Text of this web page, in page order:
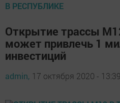
В РЕСПУБЛИКЕ
Открытие трассы
может привлечь 1
инвестиций
admin, 17 октября 2020 - 13:39